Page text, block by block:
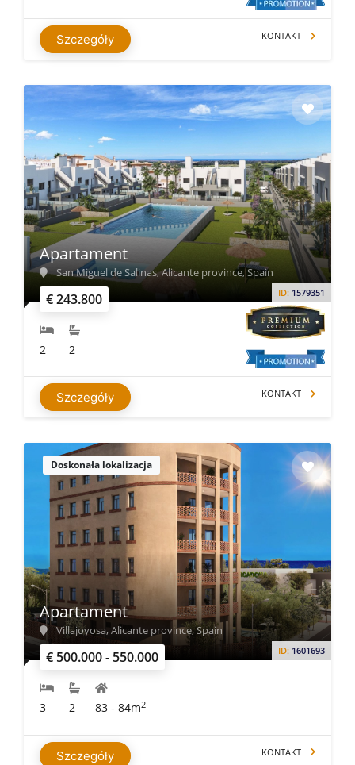
Szczegóły KONTAKT
€ 243.800 ID: 1579351
Apartament
San Miguel de Salinas, Alicante province, Spain
2 2
Szczegóły KONTAKT
Doskonała lokalizacja
€ 500.000 - 550.000 ID: 1601693
Apartament
Villajoyosa, Alicante province, Spain
3 2 83 - 84m2
Szczegóły KONTAKT